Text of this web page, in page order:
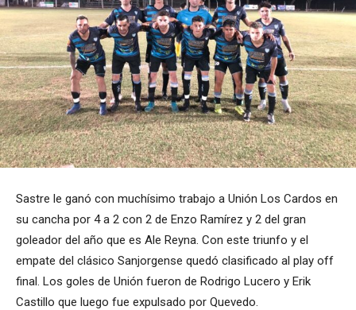
Sastre le ganó con muchísimo trabajo a Unión Los Cardos en
su cancha por 4 a 2 con 2 de Enzo Ramírez y 2 del gran
goleador del año que es Ale Reyna. Con este triunfo y el
empate del clásico Sanjorgense quedó clasificado al play off
final. Los goles de Unión fueron de Rodrigo Lucero y Erik
Castillo que luego fue expulsado por Quevedo.